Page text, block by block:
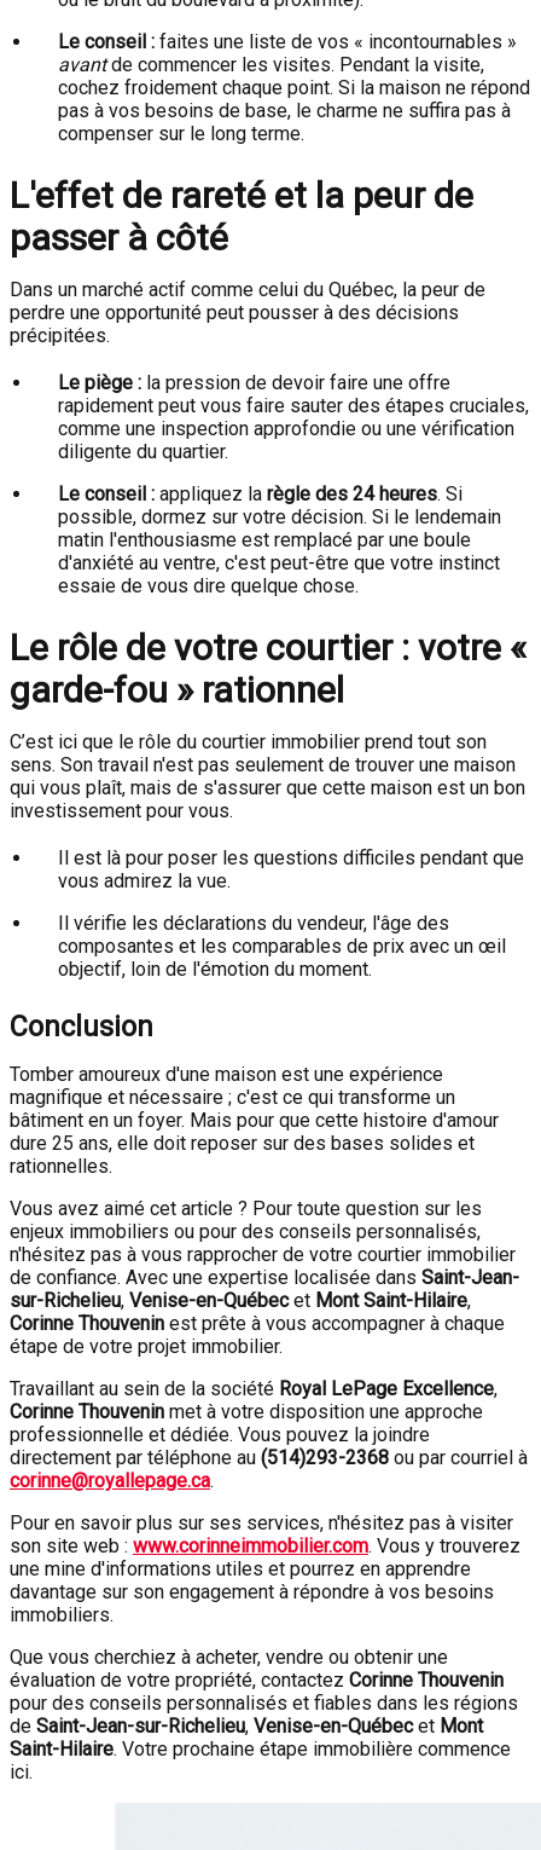
Le conseil : faites une liste de vos « incontournables »
avantde commencer les visites. Pendant la visite,
cochez froidement chaque point. Si la maison ne répond
pas à vos besoins de base, le charme ne suffira pas à
compenser sur le long terme.
L'effet de rareté et la peur de
passer à côté
Dans un marché actif comme celui du Québec, la peur de
perdre une opportunité peut pousser à des décisions
précipitées.
Le piège : la pression de devoir faire une offre
rapidement peut vous faire sauter des étapes cruciales,
comme une inspection approfondie ou une vérification
diligente du quartier.
Le conseil : appliquez la règle des 24 heures. Si
possible, dormez sur votre décision. Si le lendemain
matin l'enthousiasme est remplacé par une boule
d'anxiété au ventre, c'est peut-être que votre instinct
essaie de vous dire quelque chose.
Le rôle de votre courtier : votre «
garde-fou » rationnel
C’est ici que le rôle du courtier immobilier prend tout son
sens. Son travail n'est pas seulement de trouver une maison
qui vous plaît, mais de s'assurer que cette maison est un bon
investissement pour vous.
Il est là pour poser les questions difficiles pendant que
vous admirez la vue.
Il vérifie les déclarations du vendeur, l'âge des
composantes et les comparables de prix avec un œil
objectif, loin de l'émotion du moment.
Conclusion
Tomber amoureux d'une maison est une expérience
magnifique et nécessaire ; c'est ce qui transforme un
bâtiment en un foyer. Mais pour que cette histoire d'amour
dure 25 ans, elle doit reposer sur des bases solides et
rationnelles.
Vous avez aimé cet article ? Pour toute question sur les
enjeux immobiliers ou pour des conseils personnalisés,
n'hésitez pas à vous rapprocher de votre courtier immobilier
de confiance. Avec une expertise localisée dans Saint-Jean-
sur-Richelieu, Venise-en-Québecet Mont Saint-Hilaire,
Corinne Thouvenin est prête à vous accompagner à chaque
étape de votre projet immobilier.
Travaillant au sein de la société Royal LePage Excellence,
Corinne Thouvenin met à votre disposition une approche
professionnelle et dédiée. Vous pouvez la joindre
directement par téléphone au (514)293-2368 ou par courriel à
corinne@royallepage.ca.
Pour en savoir plus sur ses services, n'hésitez pas à visiter
son site web : www.corinneimmobilier.com. Vous y trouverez
une mine d'informations utiles et pourrez en apprendre
davantage sur son engagement à répondre à vos besoins
immobiliers.
Que vous cherchiez à acheter, vendre ou obtenir une
évaluation de votre propriété, contactez Corinne Thouvenin
pour des conseils personnalisés et fiables dans les régions
de Saint-Jean-sur-Richelieu, Venise-en-Québecet Mont
Saint-Hilaire. Votre prochaine étape immobilière commence
ici.